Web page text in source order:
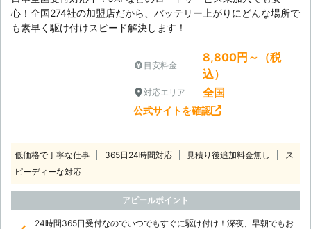
心！全国274社の加盟店だから、バッテリー上がりにどんな場所で
も素早く駆け付けスピード解決します！
目安料金
8,800円～（税
込）
対応エリア 全国
公式サイトを確認
低価格で丁寧な仕事 365日24時間対応 見積り後追加料金無し
ス
ピーディーな対応
アピールポイント
24時間365日受付なのでいつでもすぐに駆け付け！深夜、早朝でもお